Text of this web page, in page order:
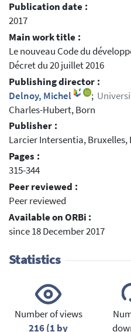
Publication date :
2017
Main work title :
Le nouveau Code du
Décret du 20 juillet 2016
Publishing director :
Delnoy, Michel
;
Charles-Hubert, Born
Publisher :
Larcier Intersentia, Bruxelles,
Pages :
315-344
Peer reviewed :
Peer reviewed
Available on ORBi :
since 18 December 2017
Statistics
Number of views
216 (1 by